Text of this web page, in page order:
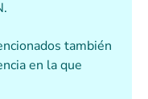
también
en la que